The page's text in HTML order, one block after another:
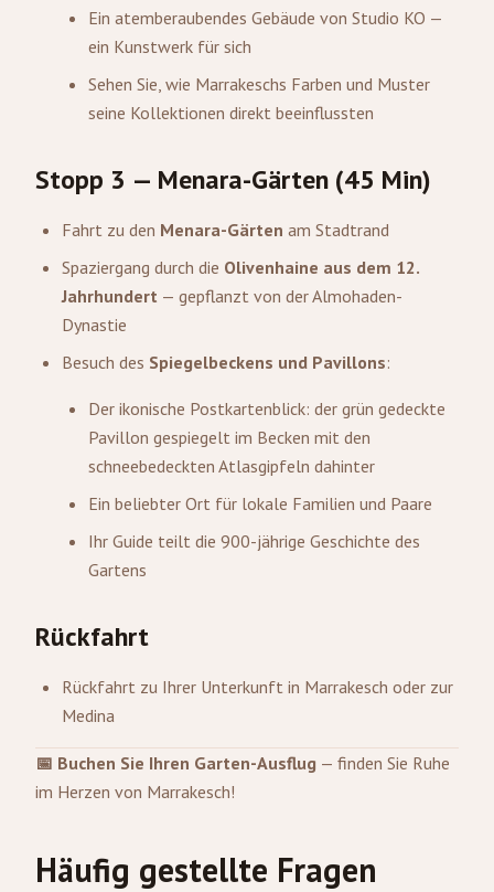
Ein atemberaubendes Gebäude von Studio KO —
ein Kunstwerk für sich
Sehen Sie, wie Marrakeschs Farben und Muster
seine Kollektionen direkt beeinflussten
Stopp 3 — Menara-Gärten (45 Min)
Fahrt zu den Menara-Gärten am Stadtrand
Spaziergang durch die Olivenhaine aus dem 12.
Jahrhundert — gepflanzt von der Almohaden-
Dynastie
Besuch des Spiegelbeckens und Pavillons:
Der ikonische Postkartenblick: der grün gedeckte
Pavillon gespiegelt im Becken mit den
schneebedeckten Atlasgipfeln dahinter
Ein beliebter Ort für lokale Familien und Paare
Ihr Guide teilt die 900-jährige Geschichte des
Gartens
Rückfahrt
Rückfahrt zu Ihrer Unterkunft in Marrakesch oder zur
Medina
📅 Buchen Sie Ihren Garten-Ausflug — finden Sie Ruhe
im Herzen von Marrakesch!
Häufig gestellte Fragen